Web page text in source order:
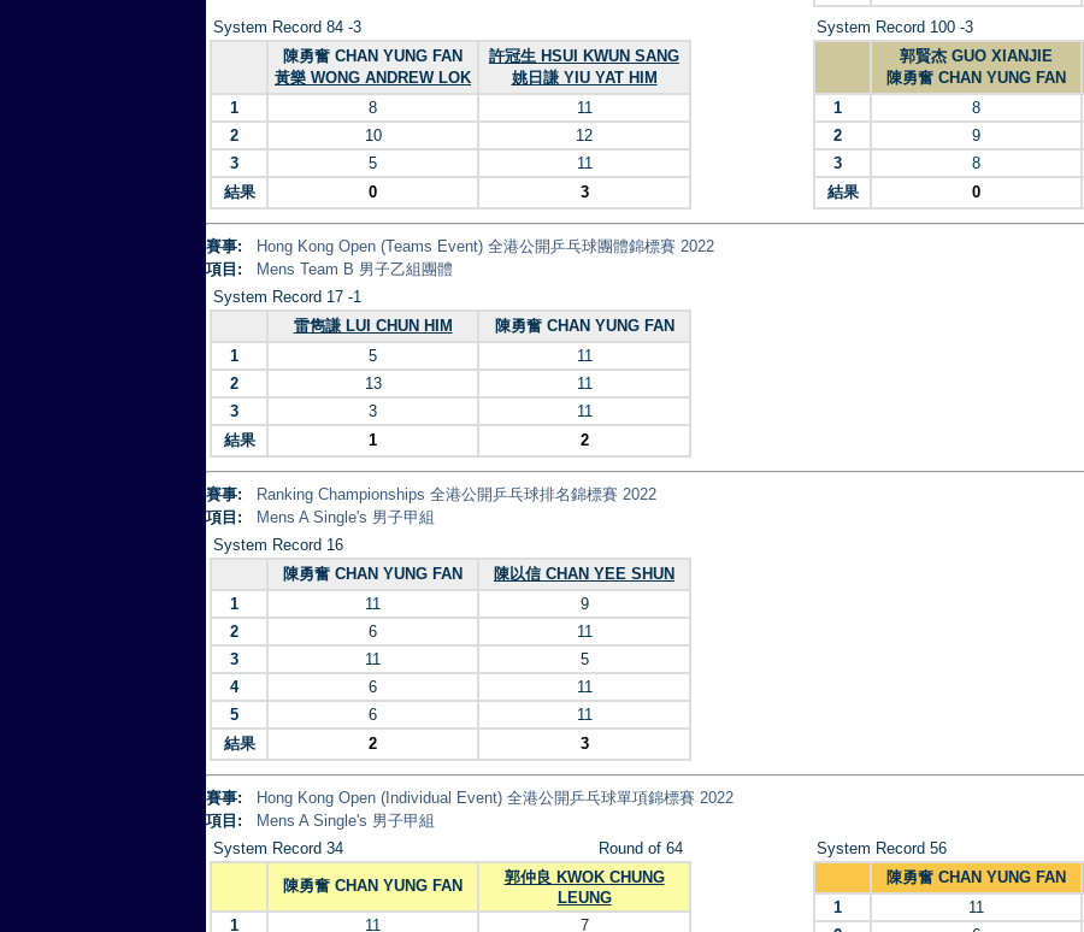
System Record 84 -3
陳勇奮 CHAN YUNG FAN
黃樂 WONG ANDREW LOK
許冠生 HSUI KWUN SANG
姚日謙 YIU YAT HIM
1
8
11
2
10
12
3
5
11
結果
0 3
System Record 100 -3
郭賢杰 GUO XIANJIE
陳勇奮 CHAN YUNG FAN
1
8
2
9
3
8
結果
0
賽事:
Hong Kong Open (Teams Event) 全港公開乒乓球團體錦標賽 2022
項目:
Mens Team B 男子乙組團體
System Record 17 -1
雷雋謙 LUI CHUN HIM
陳勇奮 CHAN YUNG FAN
1
5
11
2
13
11
3
3
11
結果
1 2
賽事:
Ranking Championships 全港公開乒乓球排名錦標賽 2022
項目:
Mens A Single's 男子甲組
System Record 16
陳勇奮 CHAN YUNG FAN
陳以信 CHAN YEE SHUN
1
11
9
2
6
11
3
11
5
4
6
11
5
6
11
結果
2 3
賽事:
Hong Kong Open (Individual Event) 全港公開乒乓球單項錦標賽 2022
項目:
Mens A Single's 男子甲組
System Record 34
Round of 64
陳勇奮 CHAN YUNG FAN
郭仲良 KWOK CHUNG
LEUNG
1
11 7
System Record 56
陳勇奮 CHAN YUNG FAN
1
11